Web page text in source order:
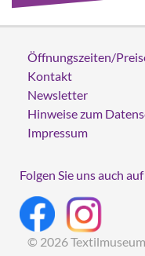
Öffnungszeiten/
Kontakt
Newsletter
Hinweise zum
Impressum
Folgen Sie uns auch
© 2026